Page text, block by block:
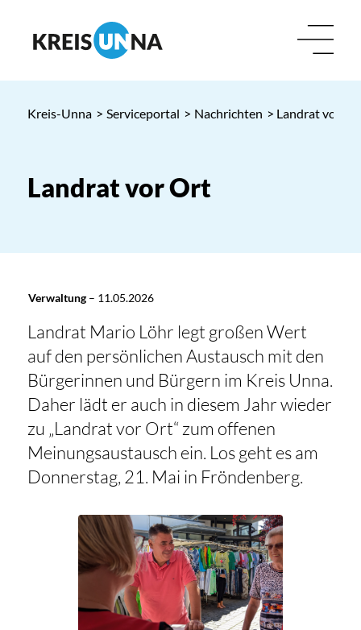
Kreis-Unna > Serviceportal > Nachrichten > Landrat vor
Landrat vor Ort
Verwaltung– 11.05.2026
Landrat Mario Löhr legt großen Wert
auf den persönlichen Austausch mit den
Bürgerinnen und Bürgern im Kreis Unna.
Daher lädt er auch in diesem Jahr wieder
zu „Landrat vor Ort“ zum offenen
Meinungsaustausch ein. Los geht es am
Donnerstag, 21. Mai in Fröndenberg.